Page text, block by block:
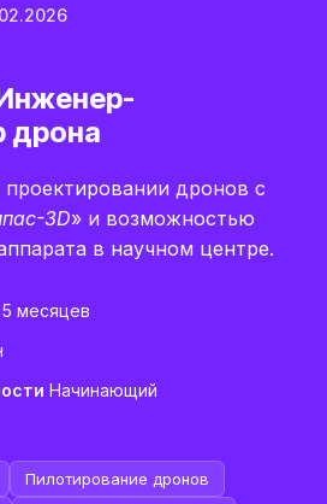
дрона
проектировании дронов с
3D» и возможностью
в научном центре.
5 месяцев
Начинающий
Пилотирование дронов